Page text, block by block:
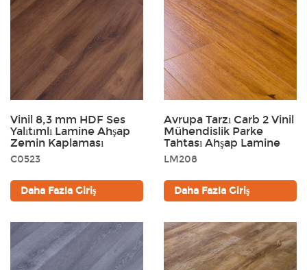
Vinil 8,3 mm HDF Ses
Yalıtımlı Lamine Ahşap
Zemin Kaplaması
C0523
Daha Fazla Giriş
Avrupa Tarzı Carb 2 Vinil
Mühendislik Parke
Tahtası Ahşap Lamine
LM208
Daha Fazla Giriş